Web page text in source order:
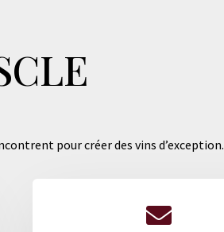
pour créer des vins d’exception.
